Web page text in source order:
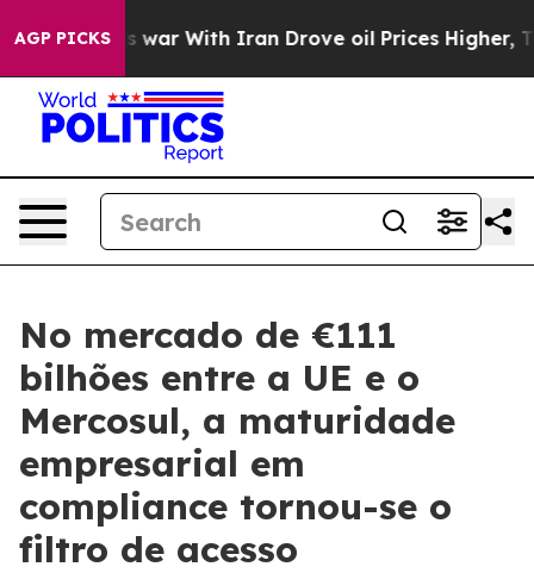
AGP PICKS
As war With Iran Drove oil Prices Higher, Trump
No mercado de €111
bilhões entre a UE e o
Mercosul, a maturidade
empresarial em
compliance tornou-se o
filtro de acesso